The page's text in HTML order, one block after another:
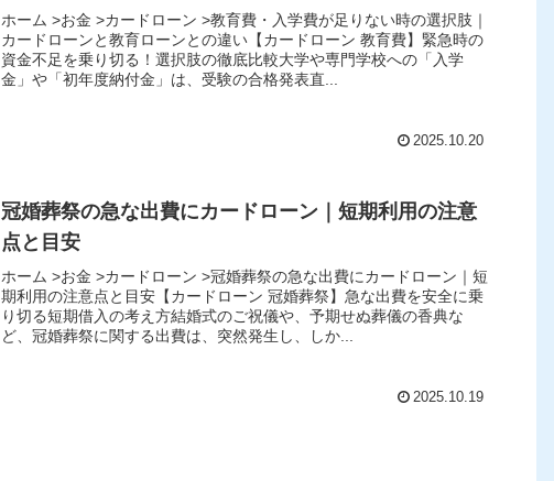
​ホーム >お金 >カードローン >教育費・入学費が足りない時の選択肢｜
カードローンと教育ローンとの違い​【カードローン 教育費】緊急時の
資金不足を乗り切る！選択肢の徹底比較大学や専門学校への「入学
金」や「初年度納付金」は、受験の合格発表直...
2025.10.20
冠婚葬祭の急な出費にカードローン｜短期利用の注意
点と目安
ホーム >お金 >カードローン >冠婚葬祭の急な出費にカードローン｜短
期利用の注意点と目安​【カードローン 冠婚葬祭】急な出費を安全に乗
り切る短期借入の考え方結婚式のご祝儀や、予期せぬ葬儀の香典な
ど、冠婚葬祭に関する出費は、突然発生し、しか...
2025.10.19